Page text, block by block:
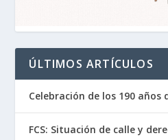
ÚLTIMOS ARTÍCULOS
Celebración de los 190 años
FCS: Situación de calle y